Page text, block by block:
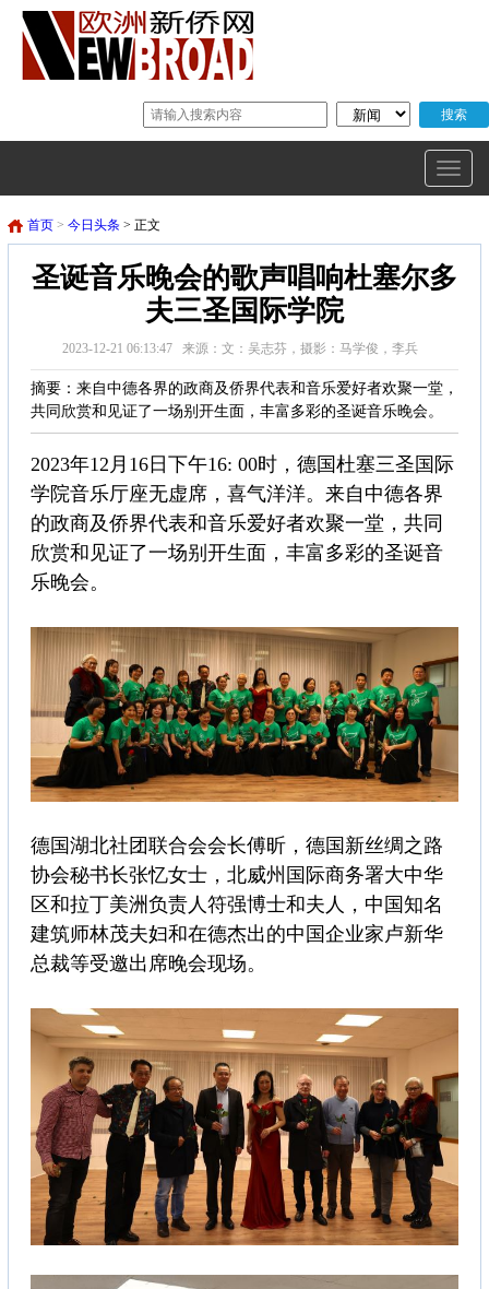
首页 > 今日头条 > 正文
圣诞音乐晚会的歌声唱响杜塞尔多
夫三圣国际学院
2023-12-21 06:13:47 来源：文：吴志芬，摄影：马学俊，李兵
摘要：来自中德各界的政商及侨界代表和音乐爱好者欢聚一堂，
共同欣赏和见证了一场别开生面，丰富多彩的圣诞音乐晚会。
2023年12月16日下午16: 00时，德国杜塞三圣国际
学院音乐厅座无虚席，喜气洋洋。来自中德各界
的政商及侨界代表和音乐爱好者欢聚一堂，共同
欣赏和见证了一场别开生面，丰富多彩的圣诞音
乐晚会。
德国湖北社团联合会会长傅昕，德国新丝绸之路
协会秘书长张忆女士，北威州国际商务署大中华
区和拉丁美洲负责人符强博士和夫人，中国知名
建筑师林茂夫妇和在德杰出的中国企业家卢新华
总裁等受邀出席晚会现场。